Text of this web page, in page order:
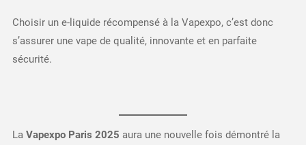
Choisir un e-liquide récompensé à la Vapexpo, c’est donc
s’assurer une vape de qualité, innovante et en parfaite
sécurité.
La Vapexpo Paris 2025 aura une nouvelle fois démontré la